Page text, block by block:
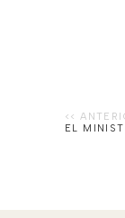
EL